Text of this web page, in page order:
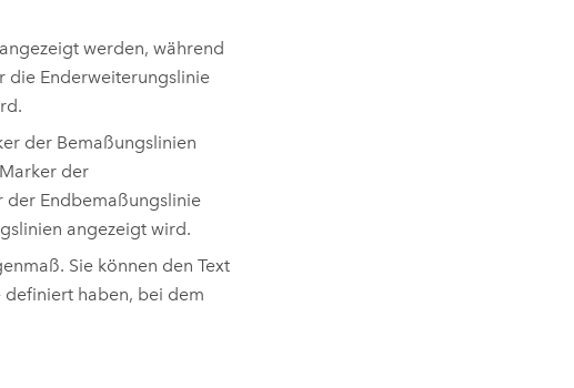
werden, während
die Enderweiterungslinie
der Bemaßungslinien
der
der Endbemaßungslinie
angezeigt wird.
Sie können den Text
definiert haben, bei dem